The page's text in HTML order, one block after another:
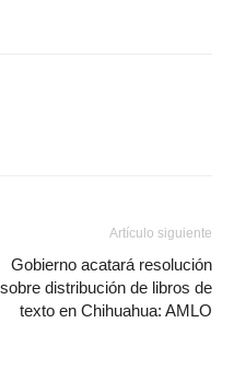
Artículo siguiente
Gobierno acatará resolución
sobre distribución de libros de
texto en Chihuahua: AMLO